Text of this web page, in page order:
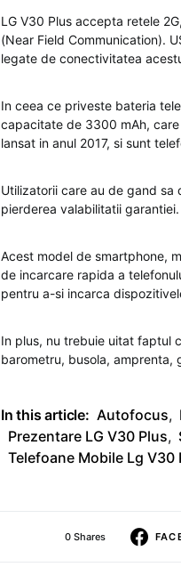
LG V30 Plus accepta retele
(Near Field Communication).
legate de conectivitatea
In ceea ce priveste bateria
capacitate de 3300 mAh,
lansat in anul 2017, si sunt
Utilizatorii care au de gand
pierderea valabilitatii garantiei.
Acest model de smartphone,
de incarcare rapida a
pentru a-si incarca
In plus, nu trebuie uitat faptul
barometru, busola, amprenta,
In this article: Autofocus,
Prezentare LG V30 Plus,
Telefoane Mobile Lg V30
0 Shares